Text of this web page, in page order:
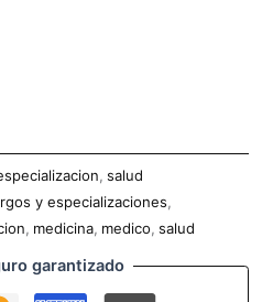
,salud
y especializaciones,
, medicina, medico,salud
garantizado